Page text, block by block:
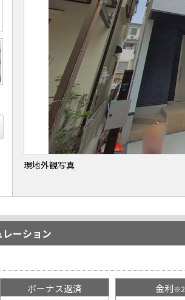
現地外観写真
ーション
ボーナス返済 金利※2